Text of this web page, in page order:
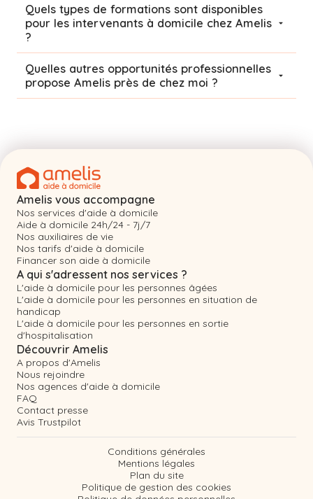
Quels types de formations sont disponibles
pour les intervenants à domicile chez Amelis
?
Quelles autres opportunités professionnelles
propose Amelis près de chez moi ?
Amelis vous accompagne
Nos services d'aide à domicile
Aide à domicile 24h/24 - 7j/7
Nos auxiliaires de vie
Nos tarifs d'aide à domicile
Financer son aide à domicile
A qui s'adressent nos services ?
L'aide à domicile pour les personnes âgées
L'aide à domicile pour les personnes en situation de
handicap
L'aide à domicile pour les personnes en sortie
d'hospitalisation
Découvrir Amelis
A propos d'Amelis
Nous rejoindre
Nos agences d'aide à domicile
FAQ
Contact presse
Avis Trustpilot
Conditions générales
Mentions légales
Plan du site
Politique de gestion des cookies